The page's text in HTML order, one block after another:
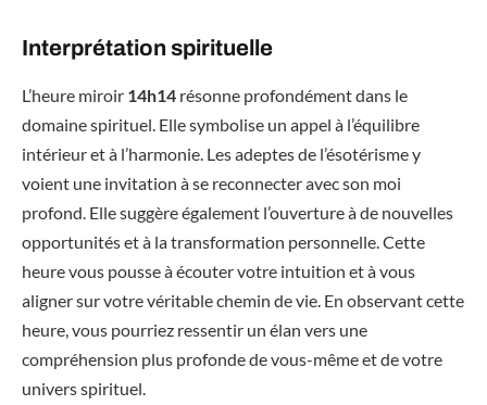
Interprétation spirituelle
L’heure miroir 14h14 résonne profondément dans le
domaine spirituel. Elle symbolise un appel à l’équilibre
intérieur et à l’harmonie. Les adeptes de l’ésotérisme y
voient une invitation à se reconnecter avec son moi
profond. Elle suggère également l’ouverture à de nouvelles
opportunités et à la transformation personnelle. Cette
heure vous pousse à écouter votre intuition et à vous
aligner sur votre véritable chemin de vie. En observant cette
heure, vous pourriez ressentir un élan vers une
compréhension plus profonde de vous-même et de votre
univers spirituel.